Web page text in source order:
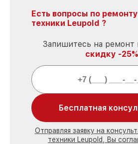
Есть вопросы по ремонту
техники Leupold ?
Запишитесь на ремонт
скидку -25%
Бесплатная
Отправляя заявку на
техники Leupold, Вы